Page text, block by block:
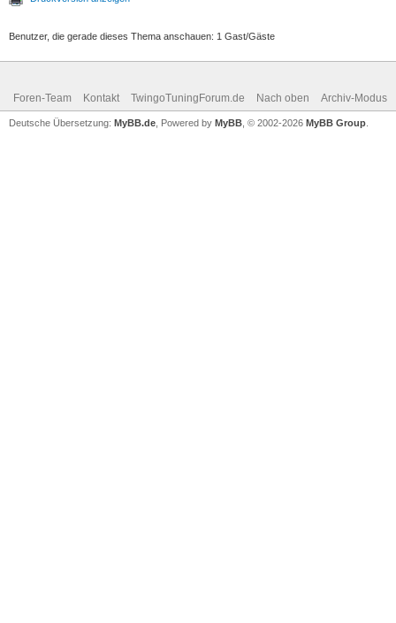
Benutzer, die gerade dieses Thema anschauen: 1 Gast/Gäste
Foren-Team Kontakt TwingoTuningForum.de Nach oben Archiv-Modus
Deutsche Übersetzung: MyBB.de , Powered by MyBB , © 2002-2026 MyBB Group